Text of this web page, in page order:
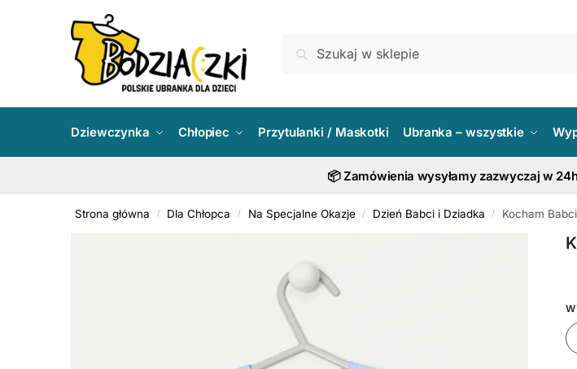
Dziewczynka Chłopiec Przytulanki / Maskotki Ubranka – wszystkie
📦 Zamówienia wysyłamy zazwyczaj w
Strona główna / Dla Chłopca / Na Specjalne Okazje / Dzień Babci i Dziadka / Kocham